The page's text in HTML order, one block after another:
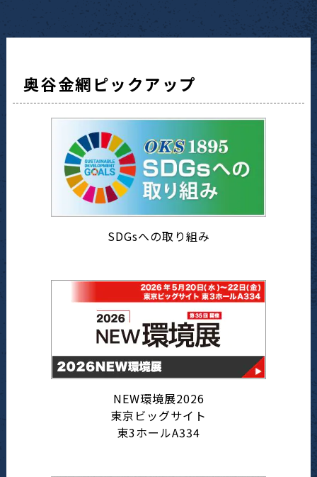
奥谷金網ピックアップ
SDGsへの取り組み
NEW環境展2026
東京ビッグサイト
東3ホールA334